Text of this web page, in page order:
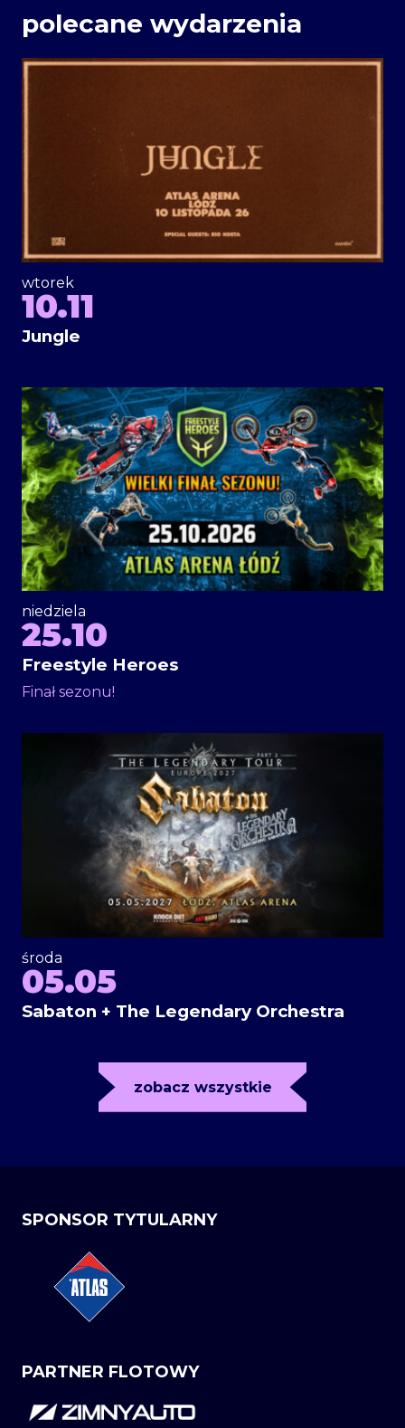
polecane wydarzenia
wtorek
10.11
Jungle
niedziela
25.10
Freestyle Heroes
Finał sezonu!
środa
05.05
Sabaton + The Legendary Orchestra
zobacz wszystkie
SPONSOR TYTULARNY
PARTNER FLOTOWY